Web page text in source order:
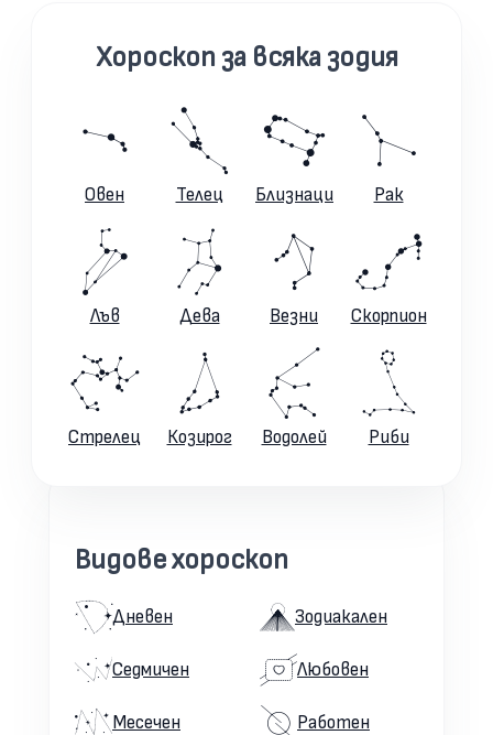
Хороскоп за всяка зодия
Овен Телец Близнаци Рак
Лъв Дева Везни Скорпион
Стрелец Козирог Водолей Риби
Видове хороскоп
Дневен
Седмичен
Месечен
Зодиакален
Любовен
Работен